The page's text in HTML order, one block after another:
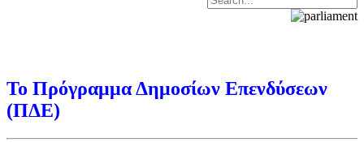
Το Πρόγραμμα Δημοσίων Επενδύσεων
(ΠΔΕ)